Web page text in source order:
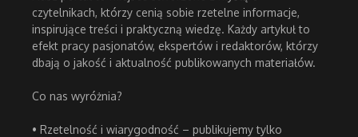
czytelnikach, którzy cenią sobie rzetelne informacje,
inspirujące treści i praktyczną wiedzę. Każdy artykuł to
efekt pracy pasjonatów, ekspertów i redaktorów, którzy
dbają o jakość i aktualność publikowanych materiałów.
Co nas wyróżnia?
• Rzetelność i wiarygodność – publikujemy tylko